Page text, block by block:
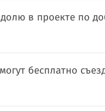
долю в проекте по
бесплатно